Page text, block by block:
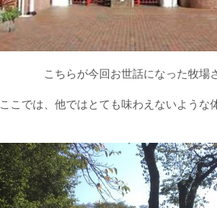
こちらが今回お世話になった牧場
ここでは、他ではとても味わえないような